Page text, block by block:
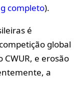
completo).
é
global
e erosão
a